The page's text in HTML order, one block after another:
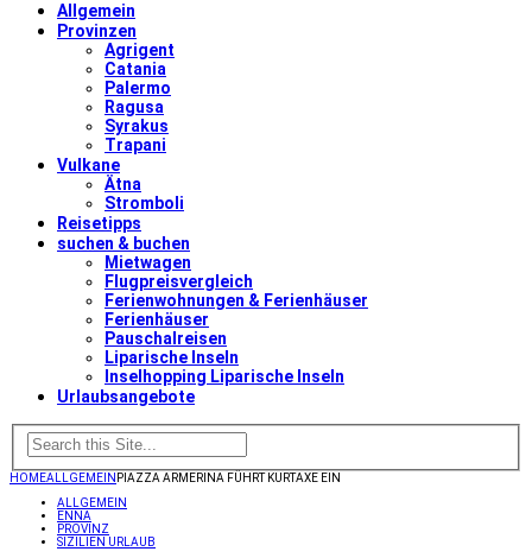
Allgemein
Provinzen
Agrigent
Catania
Palermo
Ragusa
Syrakus
Trapani
Vulkane
Ätna
Stromboli
Reisetipps
suchen & buchen
Mietwagen
Flugpreisvergleich
Ferienwohnungen & Ferienhäuser
Ferienhäuser
Pauschalreisen
Liparische Inseln
Inselhopping Liparische Inseln
Urlaubsangebote
HOMEALLGEMEIN PIAZZA ARMERINA FÜHRT KURTAXE EIN
ALLGEMEIN
ENNA
PROVINZ
SIZILIEN URLAUB